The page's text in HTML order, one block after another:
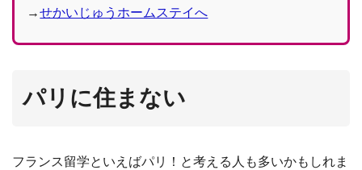
→せかいじゅうホームステイへ
パリに住まない
フランス留学といえばパリ！と考える人も多いかもしれま